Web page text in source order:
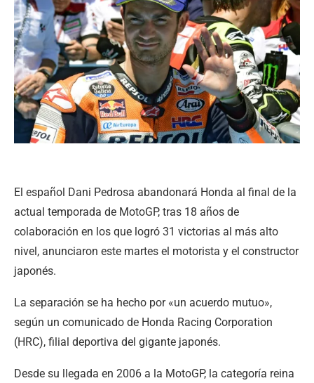
El español Dani Pedrosa abandonará Honda al final de la
actual temporada de MotoGP, tras 18 años de
colaboración en los que logró 31 victorias al más alto
nivel, anunciaron este martes el motorista y el constructor
japonés.
La separación se ha hecho por «un acuerdo mutuo»,
según un comunicado de Honda Racing Corporation
(HRC), filial deportiva del gigante japonés.
Desde su llegada en 2006 a la MotoGP, la categoría reina